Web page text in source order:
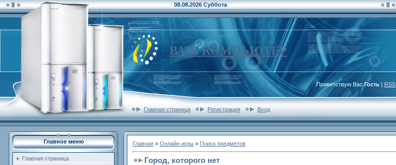
08.08.2026 Суббота
ВАШ КОМПЬЮТЕР
Приветствую ВасГость|RSS
Главная страница Регистрация Вход
Главное меню
Главная страница
Главная » Онлайн игры » Поиск предметов
Город, которого нет